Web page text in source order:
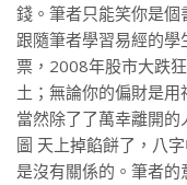
錢。筆者只能笑你是個
跟隨筆者學習易經的
票，2008年股市大跌
土；無論你的偏財是用
當然除了了萬幸離開
圖 天上掉餡餅了，八
是沒有關係的。筆者